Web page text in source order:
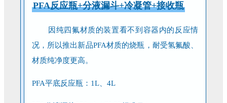
PFA反应瓶+分液漏斗+冷凝管+接收瓶
因纯四氟材质的装置看不到容器内的反应情
况，所以推出新品PFA材质的烧瓶，耐受氢氟酸、
材质纯净度更高。
PFA平底反应瓶：1L、4L